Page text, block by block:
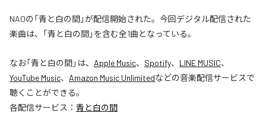
NAOの「青と白の間」が配信開始された。今回デジタル配信された
楽曲は、「青と白の間」を含む全1曲となっている。
なお「青と白の間」は、 Apple Music、 Spotify、 LINE MUSIC、
YouTube Music、 Amazon Music Unlimitedなどの音楽配信サービスで
聴くことができる。
各配信サービス： 青と白の間